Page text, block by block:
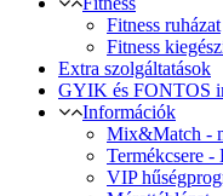
Fitness ruházat
Fitness
Extra szolgáltatások
GYIK és FONTOS
Információk
Mix&Match -
Termékcsere -
VIP